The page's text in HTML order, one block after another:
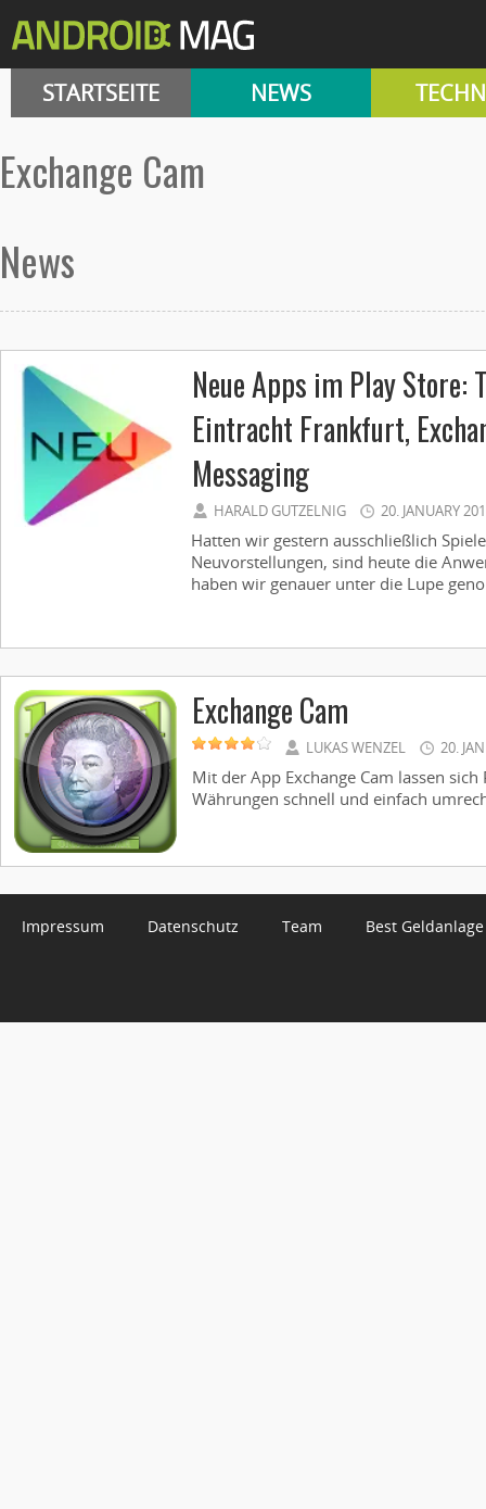
STARTSEITE NEWS
Exchange Cam
News
Neue Apps im Play Store:
Eintracht Frankfurt,
Messaging
HARALD GUTZELNIG 20. JANUARY
Hatten wir gestern ausschließlich
Neuvorstellungen, sind heute die
haben wir genauer unter die Lupe
Exchange Cam
LUKAS WENZEL 20.
Mit der App Exchange Cam lassen
Währungen schnell und einfach
Impressum Datenschutz Team Best Geldanlage